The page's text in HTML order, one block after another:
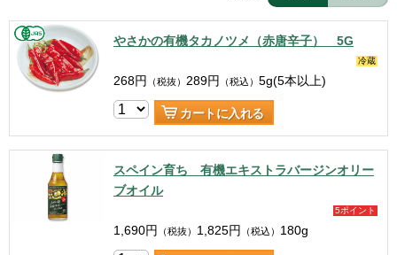
やさかの有機タカノツメ（赤唐辛子） 5G
冷蔵
268円 （税抜） 289円 （税込） 5g(5本以上)
カートに入れる
スペイン育ち 有機エキストラバージンオリー
ブオイル
5ポイント
1,690円 （税抜） 1,825円 （税込） 180g